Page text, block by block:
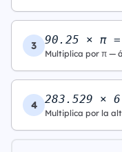
3 90.25 × π =
Multiplica por π —
4 283.529 ×
Multiplica por la